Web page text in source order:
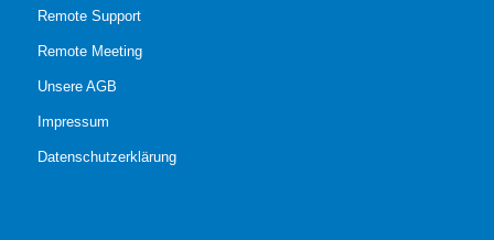
Remote Support
Remote Meeting
Unsere AGB
Impressum
Datenschutzerklärung